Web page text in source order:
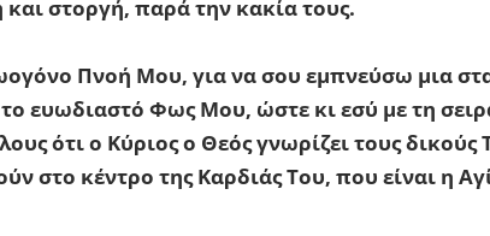
στοργή, παρά την κακία τους.
Πνοή Μου, για να σου εμπνεύσω μια
ευωδιαστό Φως Μου, ώστε κι εσύ με τη
ότι ο Κύριος ο Θεός γνωρίζει τους δικούς
στο κέντρο της Καρδιάς Του, που είναι η